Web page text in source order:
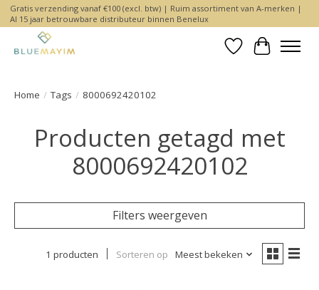
Gratis verzending vanaf €100 (excl. btw) | Ruim assortiment van A-merken |
Al 15 jaar betrouwbare distributeur binnen Benelux
Verlanglijst
Home / Tags / 8000692420102
Producten getagd met
8000692420102
Filters weergeven
1 producten Sorteren op Meest bekeken